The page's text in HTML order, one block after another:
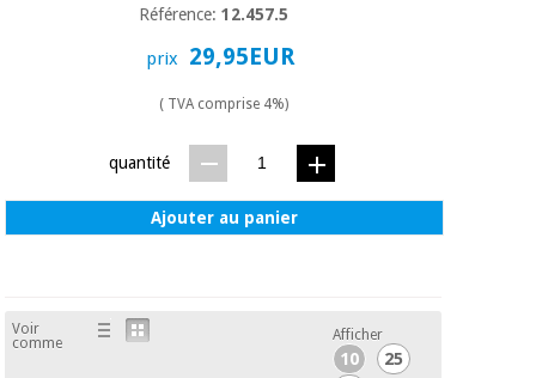
Référence:12.457.5
prix 29,95EUR
( TVA comprise 4%)
quantité
Ajouter au panier
Voir
comme
Afficher
10
25